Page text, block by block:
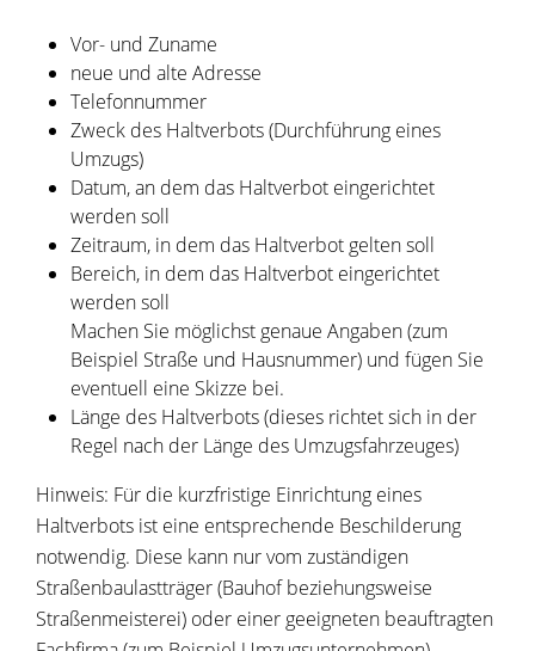
Vor- und Zuname
neue und alte Adresse
Telefonnummer
Zweck des Haltverbots (Durchführung eines
Umzugs)
Datum, an dem das Haltverbot eingerichtet
werden soll
Zeitraum, in dem das Haltverbot gelten soll
Bereich, in dem das Haltverbot eingerichtet
werden soll
Machen Sie möglichst genaue Angaben (zum
Beispiel Straße und Hausnummer) und fügen Sie
eventuell eine Skizze bei.
Länge des Haltverbots (dieses richtet sich in der
Regel nach der Länge des Umzugsfahrzeuges)
Hinweis: Für die kurzfristige Einrichtung eines
Haltverbots ist eine entsprechende Beschilderung
notwendig. Diese kann nur vom zuständigen
Straßenbaulastträger (Bauhof beziehungsweise
Straßenmeisterei) oder einer geeigneten beauftragten